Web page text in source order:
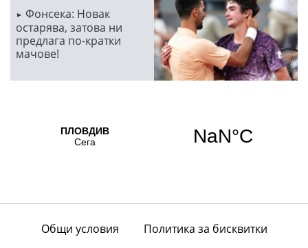
Фонсека: Новак
остарява, затова ни
предлага по-кратки
мачове!
Общи условия Политика за бисквитки